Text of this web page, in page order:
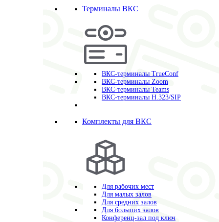
Терминалы ВКС
ВКС-терминалы TrueConf
ВКС-терминалы Zoom
ВКС-терминалы Teams
ВКС-терминалы H.323/SIP
Комплекты для ВКС
Для рабочих мест
Для малых залов
Для средних залов
Для больших залов
Конференц-зал под ключ